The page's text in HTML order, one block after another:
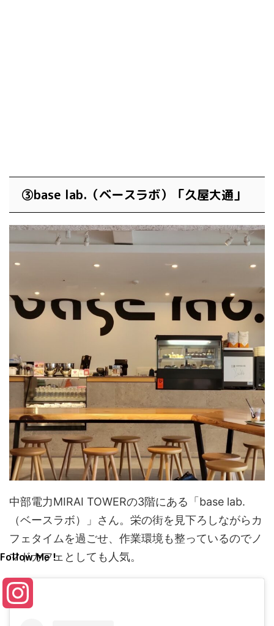
③base lab.（ベースラボ）「久屋大通」
中部電力MIRAI TOWERの3階にある「base lab.
（ベースラボ）」さん。栄の街を見下ろしながらカ
フェタイムを過ごせ、作業環境も整っているのでノ
マドカフェとしても人気。
Follow Me！